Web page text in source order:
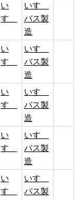
い
すゞ
いすゞ
バス製
造
い
すゞ
いすゞ
バス製
造
い
すゞ
いすゞ
バス製
造
い
すゞ
いすゞ
バス製
造
い
すゞ
いすゞ
バス製